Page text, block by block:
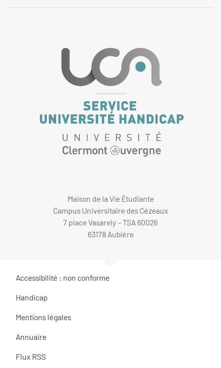
Maison de la Vie Étudiante
Campus Universitaire des Cézeaux
7 place Vasarely - TSA 60026
63178 Aubière
Accessibilité : non conforme
Handicap
Mentions légales
Annuaire
Flux RSS